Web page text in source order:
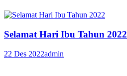
Selamat Hari Ibu Tahun 2022
22 Des 2022admin